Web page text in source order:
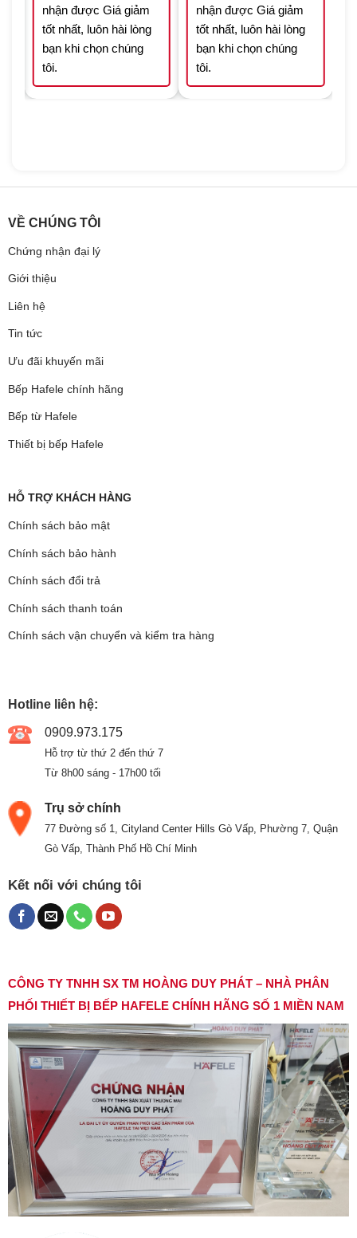
nhận được Giá giảm
tốt nhất, luôn hài lòng
bạn khi chọn chúng
tôi.
nhận được Giá giảm
tốt nhất, luôn hài lòng
bạn khi chọn chúng
tôi.
VỀ CHÚNG TÔI
Chứng nhận đại lý
Giới thiệu
Liên hệ
Tin tức
Ưu đãi khuyến mãi
Bếp Hafele chính hãng
Bếp từ Hafele
Thiết bị bếp Hafele
HỖ TRỢ KHÁCH HÀNG
Chính sách bảo mật
Chính sách bảo hành
Chính sách đổi trả
Chính sách thanh toán
Chính sách vận chuyển và kiểm tra hàng
Hotline liên hệ:
0909.973.175
Hỗ trợ từ thứ 2 đến thứ 7
Từ 8h00 sáng - 17h00 tối
Trụ sở chính
77 Đường số 1, Cityland Center Hills Gò Vấp, Phường 7, Quận
Gò Vấp, Thành Phố Hồ Chí Minh
Kết nối với chúng tôi
CÔNG TY TNHH SX TM HOÀNG DUY PHÁT – NHÀ PHÂN
PHỐI THIẾT BỊ BẾP HAFELE CHÍNH HÃNG SỐ 1 MIỀN NAM